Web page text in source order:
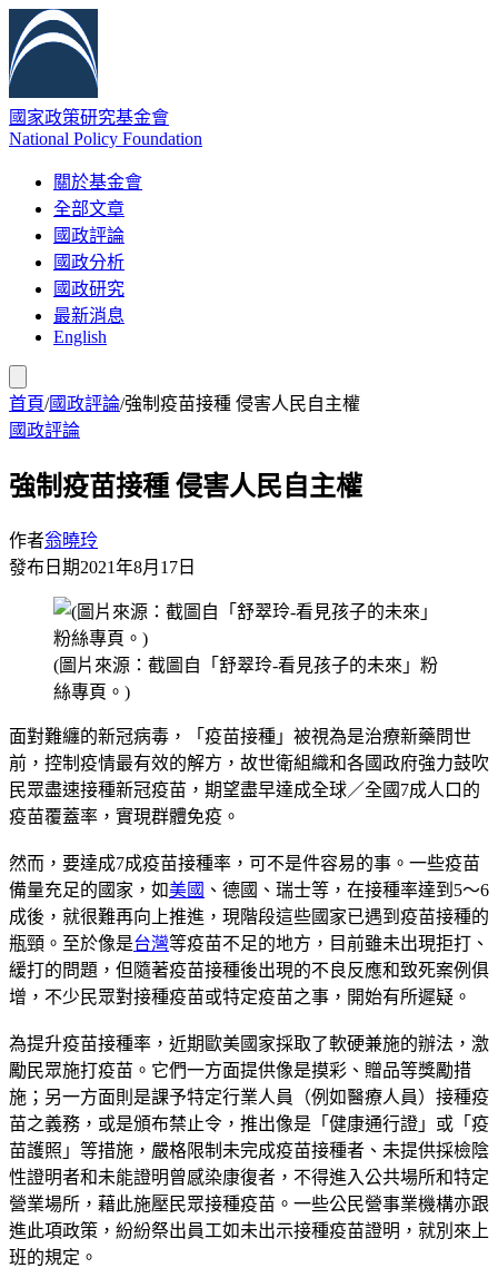
國家政策研究基金會
National Policy Foundation
關於基金會
全部文章
國政評論
國政分析
國政研究
最新消息
English
首頁/國政評論/強制疫苗接種 侵害人民自主權
國政評論
強制疫苗接種 侵害人民自主權
作者翁曉玲
發布日期2021年8月17日
(圖片來源：截圖自「舒翠玲-看見孩子的未來」粉
絲專頁。)
面對難纏的新冠病毒，「疫苗接種」被視為是治療新藥問世
前，控制疫情最有效的解方，故世衛組織和各國政府強力鼓吹
民眾盡速接種新冠疫苗，期望盡早達成全球／全國7成人口的
疫苗覆蓋率，實現群體免疫。
然而，要達成7成疫苗接種率，可不是件容易的事。一些疫苗
備量充足的國家，如美國 、德國、瑞士等，在接種率達到5～6
成後，就很難再向上推進，現階段這些國家已遇到疫苗接種的
瓶頸。至於像是台灣等疫苗不足的地方，目前雖未出現拒打、
緩打的問題，但隨著疫苗接種後出現的不良反應和致死案例俱
增，不少民眾對接種疫苗或特定疫苗之事，開始有所遲疑。
為提升疫苗接種率，近期歐美國家採取了軟硬兼施的辦法，激
勵民眾施打疫苗。它們一方面提供像是摸彩、贈品等獎勵措
施；另一方面則是課予特定行業人員（例如醫療人員）接種疫
苗之義務，或是頒布禁止令，推出像是「健康通行證」或「疫
苗護照」等措施，嚴格限制未完成疫苗接種者、未提供採檢陰
性證明者和未能證明曾感染康復者，不得進入公共場所和特定
營業場所，藉此施壓民眾接種疫苗。一些公民營事業機構亦跟
進此項政策，紛紛祭出員工如未出示接種疫苗證明，就別來上
班的規定。